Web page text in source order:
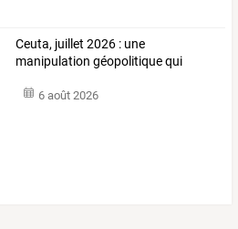
Ceuta, juillet 2026 : une
manipulation géopolitiquequi
6 août 2026